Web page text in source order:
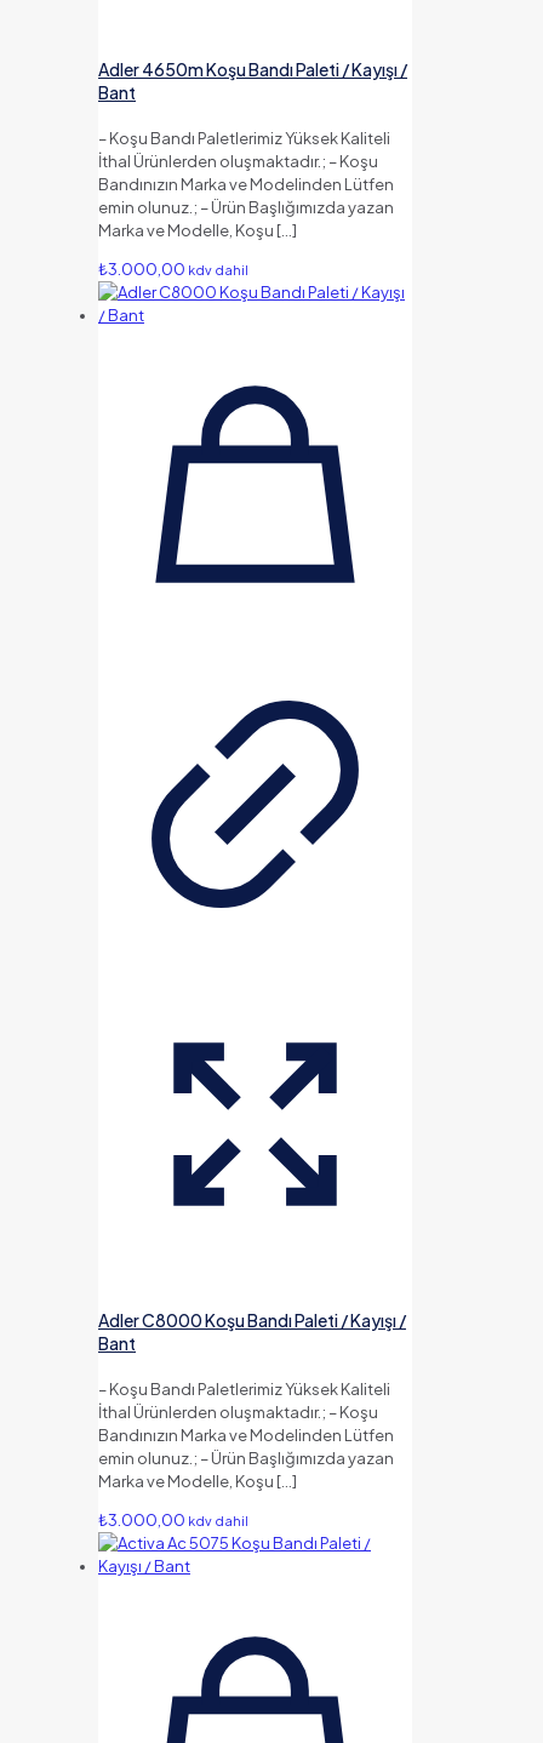
Adler 4650m Koşu Bandı Paleti / Kayışı /
Bant
– Koşu Bandı Paletlerimiz Yüksek Kaliteli
İthal Ürünlerden oluşmaktadır.; – Koşu
Bandınızın Marka ve Modelinden Lütfen
emin olunuz.; – Ürün Başlığımızda yazan
Marka ve Modelle, Koşu […]
₺3.000,00 kdv dahil
Adler C8000 Koşu Bandı Paleti / Kayışı /
Bant
– Koşu Bandı Paletlerimiz Yüksek Kaliteli
İthal Ürünlerden oluşmaktadır.; – Koşu
Bandınızın Marka ve Modelinden Lütfen
emin olunuz.; – Ürün Başlığımızda yazan
Marka ve Modelle, Koşu […]
₺3.000,00 kdv dahil